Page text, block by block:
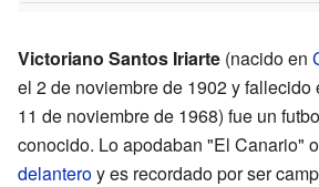
Victoriano Santos Iriarte (nacido en
el 2 de noviembre de 1902 y fallecido
11 de noviembre de 1968) fue un
conocido. Lo apodaban "El Canario"
delanteroy es recordado por ser